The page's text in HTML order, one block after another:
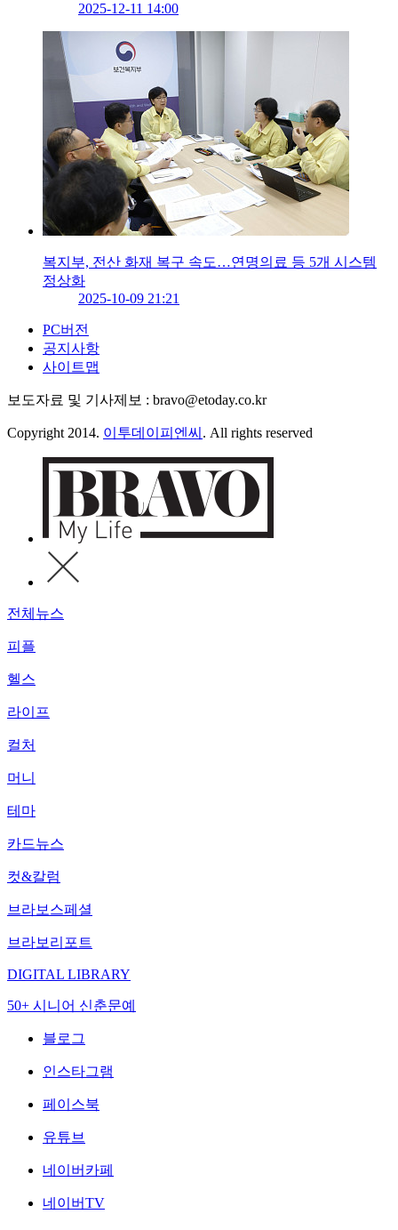
2025-12-11 14:00
복지부, 전산 화재 복구 속도…연명의료 등 5개 시스템
정상화
2025-10-09 21:21
PC버전
공지사항
사이트맵
보도자료 및 기사제보 : bravo@etoday.co.kr
Copyright 2014. 이투데이피엔씨 . All rights reserved
전체뉴스
피플
헬스
라이프
컬처
머니
테마
카드뉴스
컷&칼럼
브라보스페셜
브라보리포트
DIGITAL LIBRARY
50+ 시니어 신춘문예
블로그
인스타그램
페이스북
유튜브
네이버카페
네이버TV